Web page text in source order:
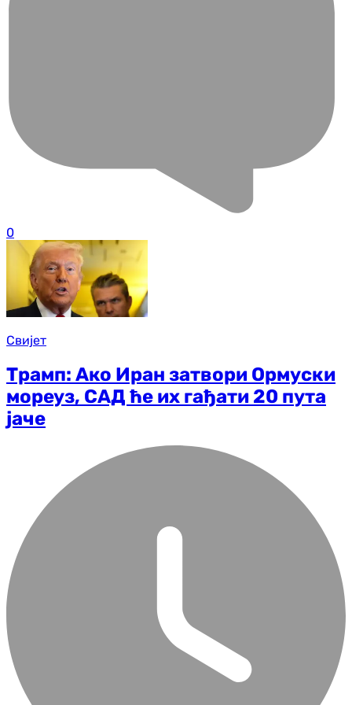
0
Свијет
Трамп: Ако Иран затвори Ормуски
мореуз, САД ће их гађати 20 пута
јаче